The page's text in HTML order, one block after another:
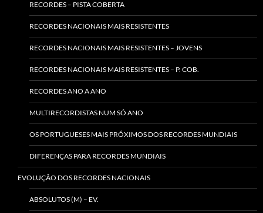
RECORDES – PISTA COBERTA
RECORDES NACIONAIS MAIS RESISTENTES
RECORDES NACIONAIS MAIS RESISTENTES – JOVENS
RECORDES NACIONAIS MAIS RESISTENTES – P. COB.
RECORDES ANO A ANO
MULTIRECORDISTAS NUM SÓ ANO
OS PORTUGUESES MAIS PRÓXIMOS DOS RECORDES MUNDIAIS
DIFERENÇAS PARA RECORDES MUNDIAIS
EVOLUÇÃO DOS RECORDES NACIONAIS
ABSOLUTOS (M) – EV.